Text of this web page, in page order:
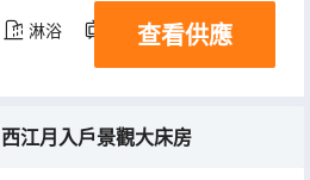
淋浴 電視機
查看供應
西江月入戶景觀大床房